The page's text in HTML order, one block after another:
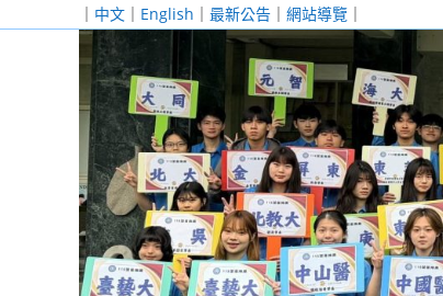
｜ 中文 ｜ English ｜ 最新公告 ｜ 網站導覽 ｜